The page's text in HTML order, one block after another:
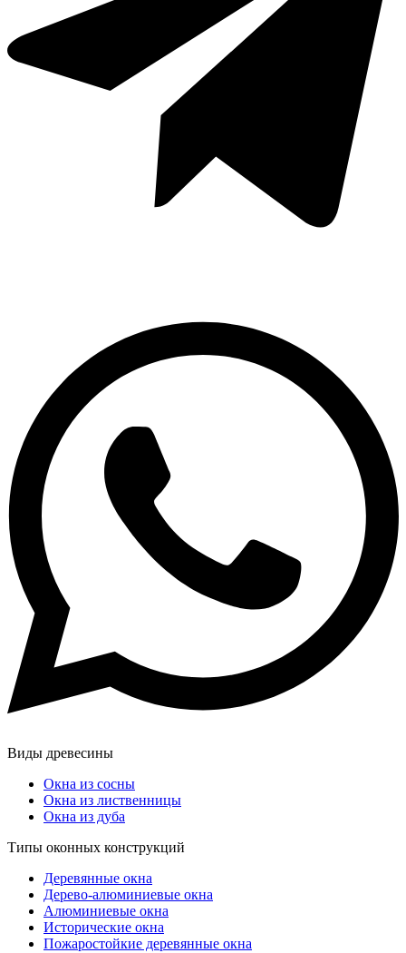
Виды древесины
Окна из сосны
Окна из лиственницы
Окна из дуба
Типы оконных конструкций
Деревянные окна
Дерево-алюминиевые окна
Алюминиевые окна
Исторические окна
Пожаростойкие деревянные окна